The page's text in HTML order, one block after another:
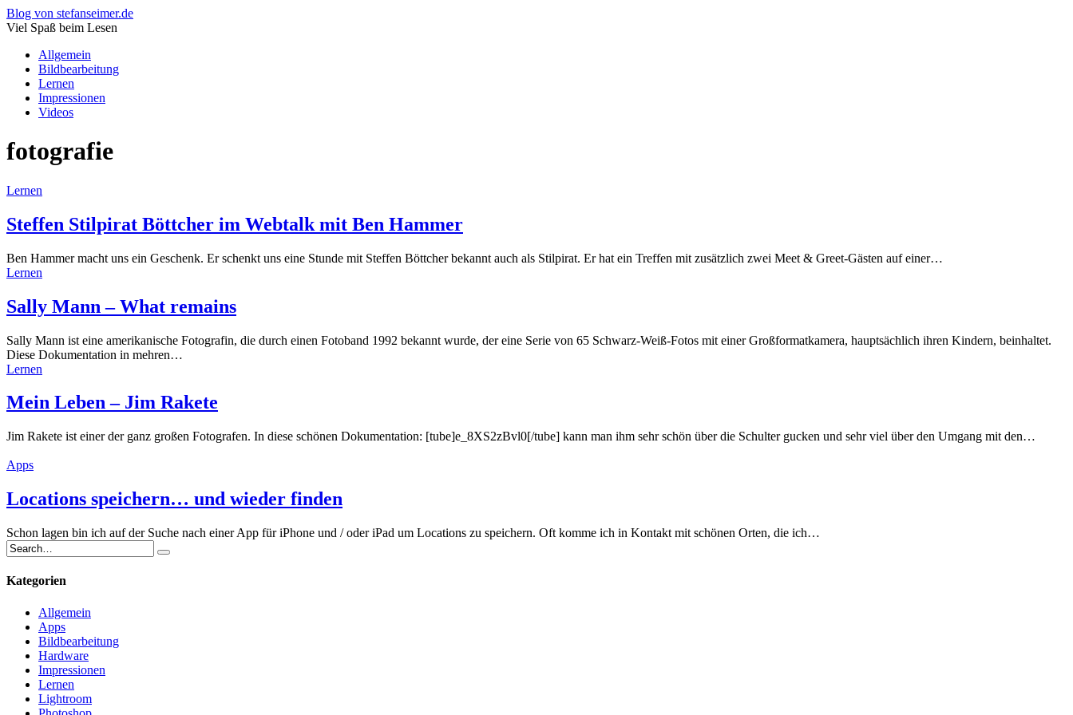
Blog von stefanseimer.de
Viel Spaß beim Lesen
Allgemein
Bildbearbeitung
Lernen
Impressionen
Videos
fotografie
Lernen
Steffen Stilpirat Böttcher im Webtalk mit Ben Hammer
Ben Hammer macht uns ein Geschenk. Er schenkt uns eine Stunde mit Steffen Böttcher bekannt auch als Stilpirat. Er hat ein Treffen mit zusätzlich zwei Meet & Greet-Gästen auf einer…
Lernen
Sally Mann – What remains
Sally Mann ist eine amerikanische Fotografin, die durch einen Fotoband 1992 bekannt wurde, der eine Serie von 65 Schwarz-Weiß-Fotos mit einer Großformatkamera, hauptsächlich ihren Kindern, beinhaltet.
Diese Dokumentation in mehren…
Lernen
Mein Leben – Jim Rakete
Jim Rakete ist einer der ganz großen Fotografen. In diese schönen Dokumentation: [tube]e_8XS2zBvl0[/tube] kann man ihm sehr schön über die Schulter gucken und sehr viel über den Umgang mit den…
Apps
Locations speichern… und wieder finden
Schon lagen bin ich auf der Suche nach einer App für iPhone und / oder iPad um Locations zu speichern. Oft komme ich in Kontakt mit schönen Orten, die ich…
Kategorien
Allgemein
Apps
Bildbearbeitung
Hardware
Impressionen
Lernen
Lightroom